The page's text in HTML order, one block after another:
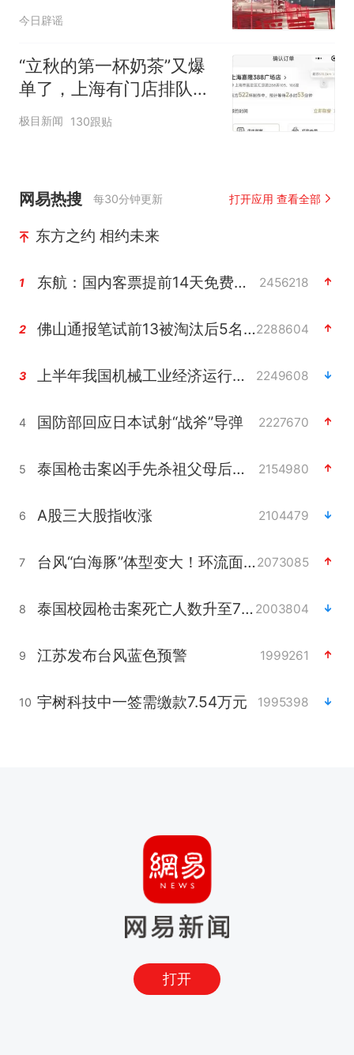
今日辟谣
“立秋的第一杯奶茶”又爆
单了，上海有门店排队超
500杯，店员：今天奶茶
店都很忙，要等2个多小
极目新闻 130跟贴
网易热搜 每30分钟更新 打开应用 查看全部
东方之约 相约未来
1 东航：国内客票提前14天免费退改 2456218
2 佛山通报笔试前13被淘汰后5名进体检2288604
3 上半年我国机械工业经济运行稳中有进 2249608
4 国防部回应日本试射“战斧”导弹 2227670
5 泰国枪击案凶手先杀祖父母后行凶 2154980
6 A股三大股指收涨 2104479
7 台风“白海豚”体型变大！环流面积接近13个浙江那么大2073085
8 泰国校园枪击案死亡人数升至7人 2003804
9 江苏发布台风蓝色预警 1999261
10 宇树科技中一签需缴款7.54万元 1995398
打开